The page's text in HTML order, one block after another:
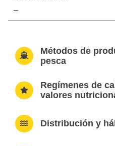
–
Métodos de
pesca
Regímenes de
valores
Distribución y